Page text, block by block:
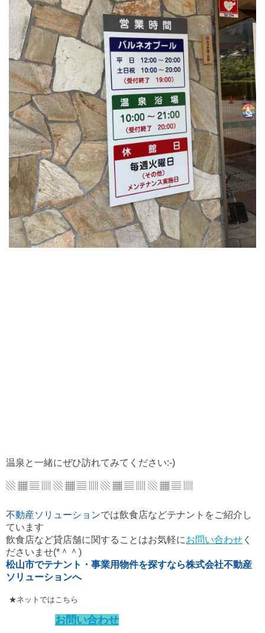
温泉と一緒にぜひ訪れてみてください:-)
▧ ▦ ▤ ▥ ▧ ▦ ▤ ▥ ▧ ▦ ▤ ▥ ▧ ▦ ▤ ▥
不動産ソリューションでは飲食店などテナントをご紹介し
ています
飲食店など貸店舗に関することはお気軽にお問い合わせ く
ださいませ(*＾＾)
松山市でテナント・事業用物件を探すなら株式会社不動産
ソリューションへ
★ネットではこちら
お問い合わせ